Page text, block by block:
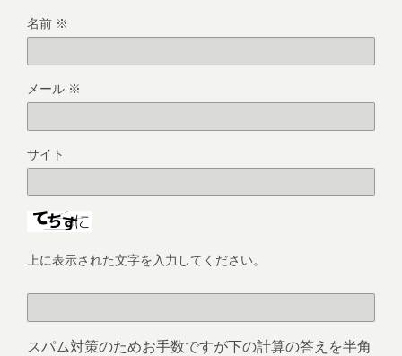
名前 ※
メール ※
サイト
上に表示された文字を入力してください。
スパム対策のためお手数ですが下の計算の答えを半角